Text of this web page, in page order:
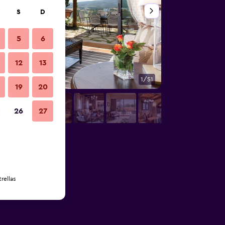
1/51
S D
5 6
12 13
19 20
26 27